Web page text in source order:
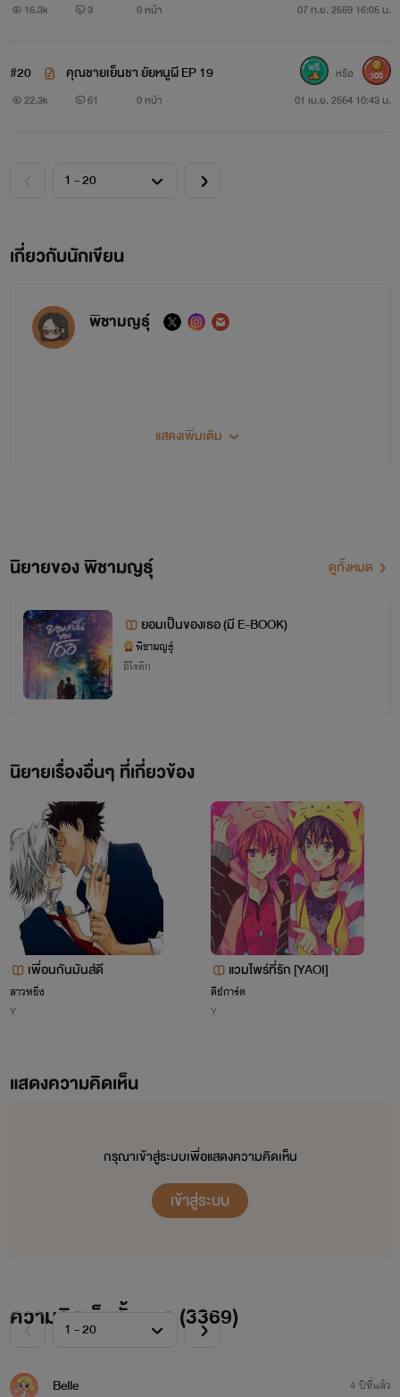
Mivsig
นิยายเรื่องนี้เป็นเพียงจินตนาการของไรท์เท่านั้น
16.3k 3 0 หน้า 07 ก.ย. 2559 16:05 น.
#20 คุณชายเย็นชา ยัยหนูผี EP 19
22.3k 61 0 หน้า 01 เม.ย. 2564 10:43 น.
หรือ 300
เกี่ยวกับนักเขียน
พิชามญธุ์
"ไรท์เป็นแค่มือใหม่หัดเขียน"
แสดงเพิ่มเติม
นิยายของ พิชามญธุ์ ดูทั้งหมด
ยอมเป็นของเธอ (มี E-BOOK)
พิชามญธุ์
อีโรติก
นิยายเรื่องอื่นๆ ที่เกี่ยวข้อง
เพื่อนกันมันส์ดี
สาวหยิ่ง
Y
แวมไพร์ที่รัก [YAOI]
คีย์การ์ด
Y
แสดงความคิดเห็น
กรุณาเข้าสู่ระบบเพื่อแสดงความคิดเห็น
เข้าสู่ระบบ
ความคิดเห็นทั้งหมด (3369)
Belle 4 ปีที่แล้ว